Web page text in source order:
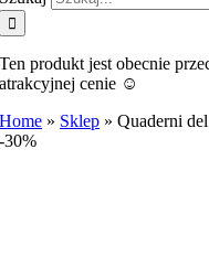
Ten produkt jest obecnie
atrakcyjnej cenie ☺️
Home » Sklep »Quaderni
-30%